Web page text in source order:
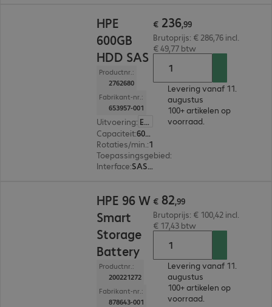
HPE
600GB
HDD SAS
Productnr.:
2762680
Fabrikant-nr.:
653957-001
Uitvoering: Europa
Capaciteit:
600 GB
Rotaties/min. :
Toepassingsgebied:
Interface: SAS (6 Gbit/s) 6,4 cm (2,5")
€ 236,99
Brutoprijs: € 286,76 incl.
€ 49,77 btw
Levering vanaf 11.
augustus
100+ artikelen op
voorraad.
HPE 96 W
Smart
Storage
Battery
Productnr.:
200221272
Fabrikant-nr.:
878643-001
€ 82,99
Brutoprijs: € 100,42 incl.
€ 17,43 btw
Levering vanaf 11.
augustus
100+ artikelen op
voorraad.